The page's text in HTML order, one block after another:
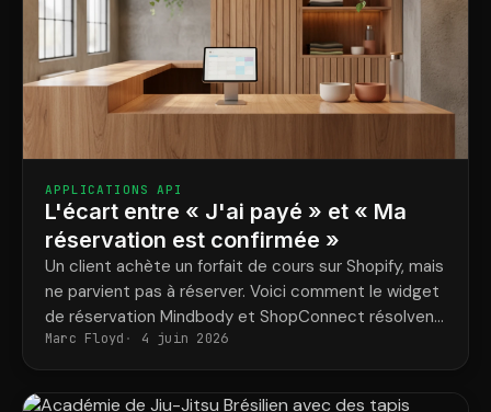
APPLICATIONS API
L'écart entre « J'ai payé » et « Ma
réservation est confirmée »
Un client achète un forfait de cours sur Shopify, mais
ne parvient pas à réserver. Voici comment le widget
de réservation Mindbody et ShopConnect résolvent
définitivement ce problème.
Marc Floyd 4 juin 2026